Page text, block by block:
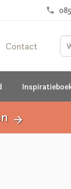
phone
Contact
arrow_forward